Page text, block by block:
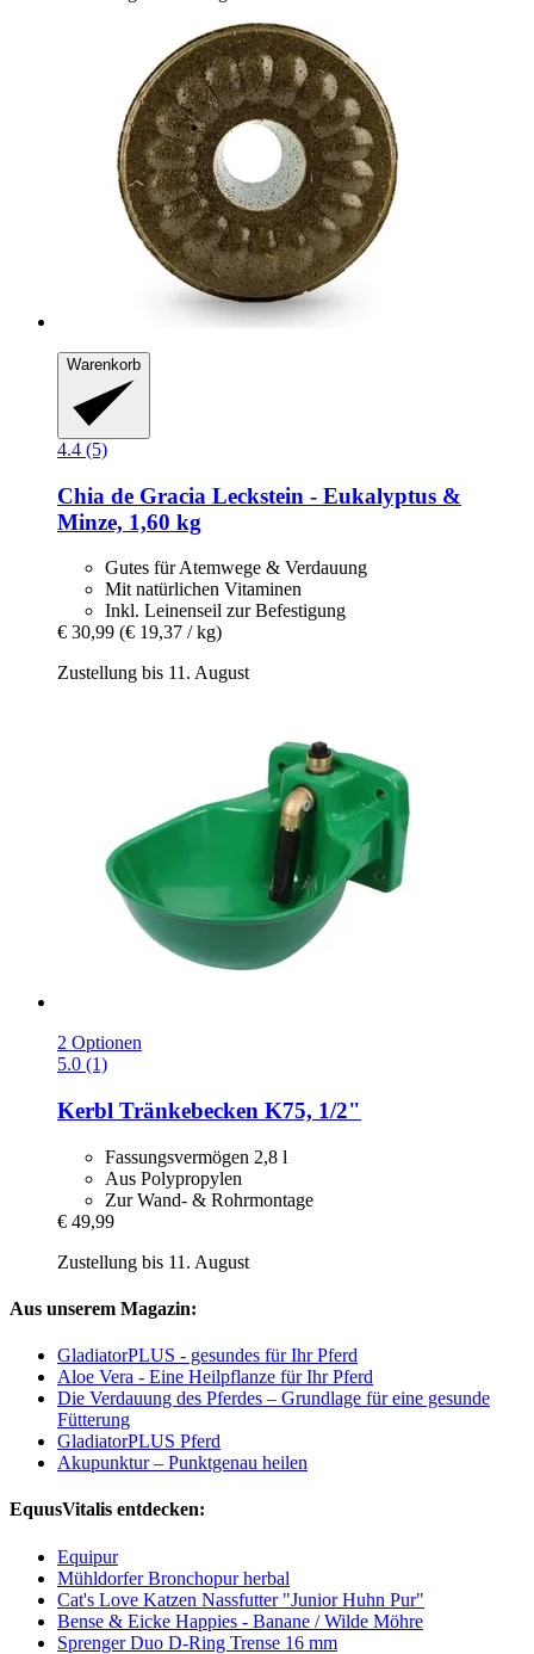
Warenkorb
4.4 (5)
Chia de Gracia Leckstein -​ Eukalyptus &
Minze, 1,60 kg
Gutes für Atemwege & Verdauung
Mit natürlichen Vitaminen
Inkl. Leinenseil zur Befestigung
€ 30,99 (€ 19,37 / kg)
Zustellung bis 11. August
2 Optionen
5.0 (1)
Kerbl Tränkebecken K75, 1/2"
Fassungsvermögen 2,8 l
Aus Polypropylen
Zur Wand- & Rohrmontage
€ 49,99
Zustellung bis 11. August
Aus unserem Magazin:
GladiatorPLUS - gesundes für Ihr Pferd
Aloe Vera - Eine Heilpflanze für Ihr Pferd
Die Verdauung des Pferdes – Grundlage für eine gesunde
Fütterung
GladiatorPLUS Pferd
Akupunktur – Punktgenau heilen
EquusVitalis entdecken:
Equipur
Mühldorfer Bronchopur herbal
Cat's Love Katzen Nassfutter "Junior Huhn Pur"
Bense & Eicke Happies - Banane / Wilde Möhre
Sprenger Duo D-Ring Trense 16 mm